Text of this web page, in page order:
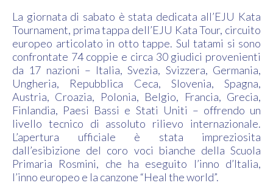
La giornata di sabato è stata dedicata all’EJU Kata
Tournament, prima tappa dell’EJU Kata Tour, circuito
europeo articolato in otto tappe. Sul tatami si sono
confrontate 74 coppie e circa 30 giudici provenienti
da 17 nazioni – Italia, Svezia, Svizzera, Germania,
Ungheria, Repubblica Ceca, Slovenia, Spagna,
Austria, Croazia, Polonia, Belgio, Francia, Grecia,
Finlandia, Paesi Bassi e Stati Uniti – offrendo un
livello tecnico di assoluto rilievo internazionale.
L’apertura ufficiale è stata impreziosita
dall’esibizione del coro voci bianche della Scuola
Primaria Rosmini, che ha eseguito l’inno d’Italia,
l’inno europeo e la canzone “Heal the world”.